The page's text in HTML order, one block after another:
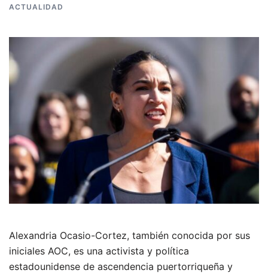
ACTUALIDAD
Alexandria Ocasio-Cortez, también conocida por sus
iniciales AOC, es una activista y política
estadounidense de ascendencia puertorriqueña y